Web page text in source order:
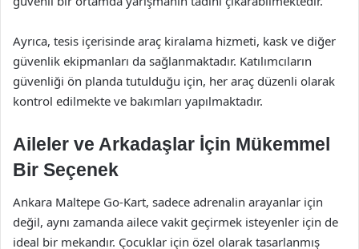
Ayrıca, tesis içerisinde araç kiralama hizmeti, kask ve diğer
güvenlik ekipmanları da sağlanmaktadır. Katılımcıların
güvenliği ön planda tutulduğu için, her araç düzenli olarak
kontrol edilmekte ve bakımları yapılmaktadır.
Aileler ve Arkadaşlar İçin Mükemmel
Bir Seçenek
Ankara Maltepe Go-Kart, sadece adrenalin arayanlar için
değil, aynı zamanda ailece vakit geçirmek isteyenler için de
ideal bir mekandır. Çocuklar için özel olarak tasarlanmış